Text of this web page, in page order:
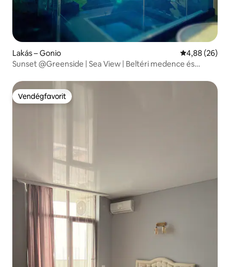
Lakás – Gonio Átlagos
4,88 (26)
Sunset @Greenside | Sea View | Beltéri medence és
Vendégfavorit
Vendégfavorit